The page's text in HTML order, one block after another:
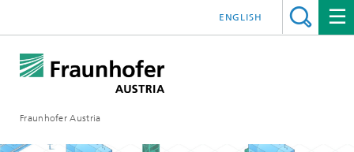
Fraunhofer Austria
ENGLISH